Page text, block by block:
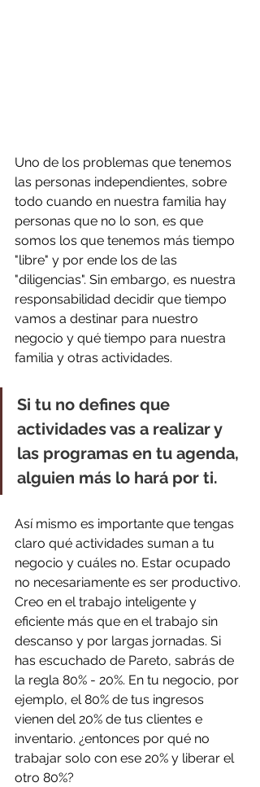
Uno de los problemas que tenemos
las personas independientes, sobre
todo cuando en nuestra familia hay
personas que no lo son, es que
somos los que tenemos más tiempo
"libre" y por ende los de las
"diligencias". Sin embargo, es nuestra
responsabilidad decidir que tiempo
vamos a destinar para nuestro
negocio y qué tiempo para nuestra
familia y otras actividades.
Si tu no defines que
actividades vas a realizar y
las programas en tu agenda,
alguien más lo hará por ti.
Así mismo es importante que tengas
claro qué actividades suman a tu
negocio y cuáles no. Estar ocupado
no necesariamente es ser productivo.
Creo en el trabajo inteligente y
eficiente más que en el trabajo sin
descanso y por largas jornadas. Si
has escuchado de Pareto, sabrás de
la regla 80% - 20%. En tu negocio, por
ejemplo, el 80% de tus ingresos
vienen del 20% de tus clientes e
inventario. ¿entonces por qué no
trabajar solo con ese 20% y liberar el
otro 80%?